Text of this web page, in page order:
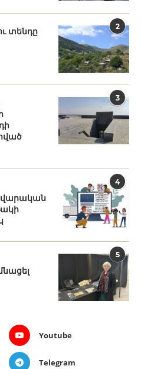
2
տենդը
3
4
5
Youtube
Telegram